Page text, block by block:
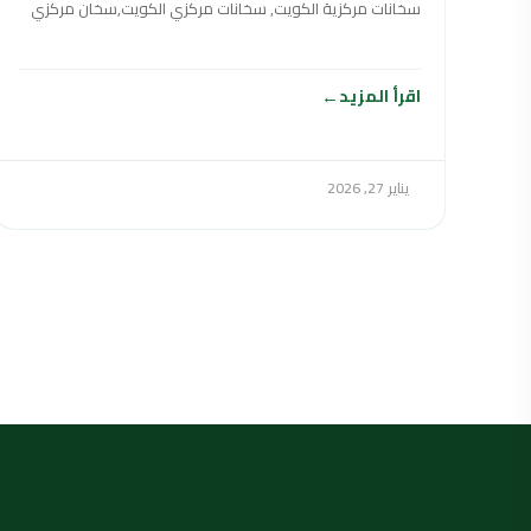
سخانات مركزية الكويت, سخانات مركزي الكويت,سخان مركزي
اقرأ المزيد
يناير 27, 2026